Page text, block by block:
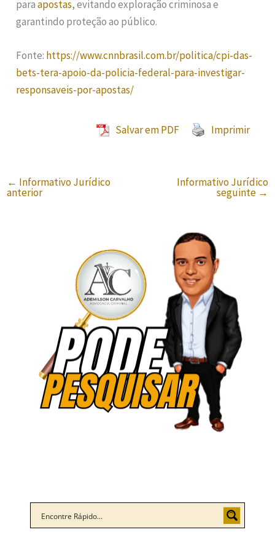
paraapostas, evitando exploração criminosa e
garantindo proteção ao público.
Fonte: https://www.cnnbrasil.com.br/politica/cpi-das-
bets-tera-apoio-da-policia-federal-para-investigar-
responsaveis-por-apostas/
Salvar em PDF Imprimir
← Informativo Jurídico
anterior
Informativo Jurídico
seguinte →